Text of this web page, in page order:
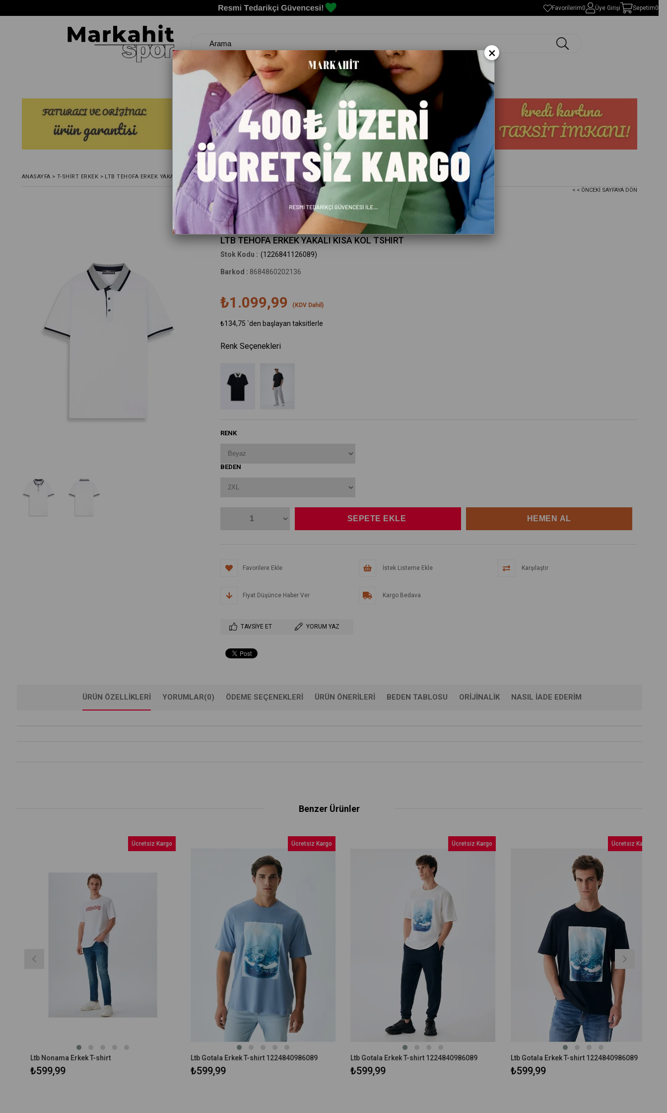
Favorilerim0 Üye Girişi Sepetim0
Erkek Kadın Çocuk Spor Malzemeleri Markalar Blog
ANASAYFA > T-SHIRT ERKEK > LTB TEHOFA ERKEK YAKALI KISA KOL TSHIRT
< < ÖNCEKI SAYFAYA DÖN
Little Big
LTB TEHOFA ERKEK YAKALI KISA KOL TSHIRT
(1226841126089)
Barkod : 8684860202136
₺1.099,99 (KDV Dahil)
₺134,75 `den başlayan taksitlerle
Renk Seçenekleri
RENK
BEDEN
Favorilere Ekle İstek Listeme Ekle Karşılaştır
Fiyat Düşünce Haber Ver Kargo Bedava
TAVSIYE ET YORUM YAZ
ÜRÜN ÖZELLIKLERI YORUMLAR(0) ÖDEME SEÇENEKLERI ÜRÜN ÖNERILERI BEDEN TABLOSU ORIJINALIK NASIL İADE EDERIM
Benzer Ürünler
Ltb Nonama Erkek T-shirt
₺599,99
Ücretsiz Kargo
Ltb Gotala Erkek T-shirt 1224840986089
₺599,99
Ücretsiz Kargo
Ltb Gotala Erkek T-shirt 1224840986089
₺599,99
Ücretsiz Kargo
Ltb Gotala Erkek T-shirt 1224840986089
₺599,99
Ücretsiz Kargo
×